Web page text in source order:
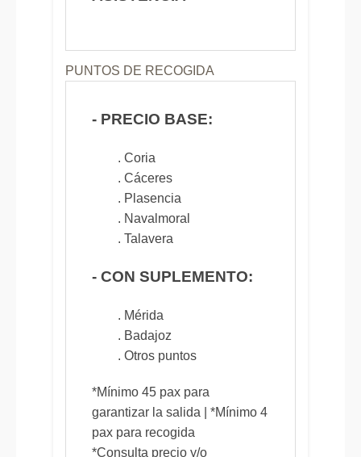
PUNTOS DE RECOGIDA
- PRECIO BASE:
. Coria
. Cáceres
. Plasencia
. Navalmoral
. Talavera
- CON SUPLEMENTO:
. Mérida
. Badajoz
. Otros puntos
*Mínimo 45 pax para
garantizar la salida | *Mínimo 4
pax para recogida
*Consulta precio y/o